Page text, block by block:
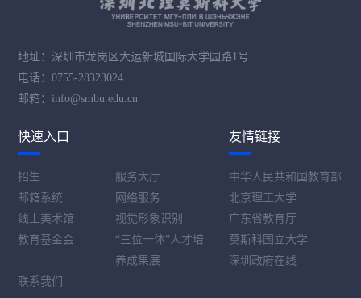
地址：深圳市龙岗区大运新城国际大学园路1号
电话：0755-28323024
邮箱：info@smbu.edu.cn
快速入口
招生
服务大厅
邮箱系统
网络服务
线上美术馆
视觉形象识别
教育基金会
“三位一体”人才培
养成果展
联系我们
友情链接
中华人民共和国教育部
北京理工大学
广东省教育厅
莫斯科国立大学
深圳政府在线